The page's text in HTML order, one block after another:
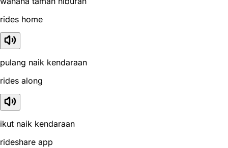
rides home
pulang naik kendaraan
rides along
ikut naik kendaraan
rideshare app